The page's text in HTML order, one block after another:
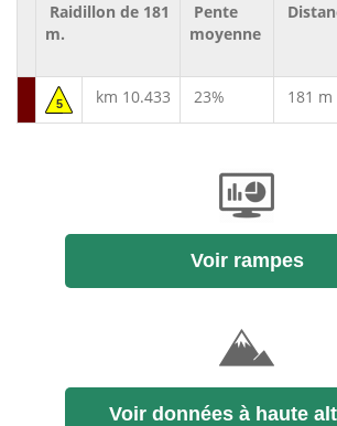
Raidillon de 181
m.
Pente
moyenne
5 km 10.433 23% 181 m
Voir rampes
Voir données à haute